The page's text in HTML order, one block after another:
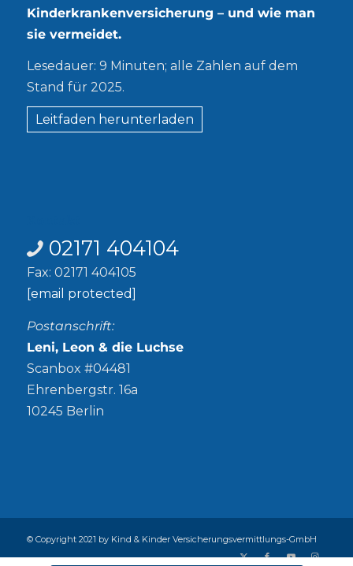
Kinderkrankenversicherung – und wie man
sie vermeidet.
Lesedauer: 9 Minuten; alle Zahlen auf dem
Stand für 2025.
Leitfaden herunterladen
02171 404104
Fax: 02171 404105
[email protected]
Postanschrift:
Leni, Leon & die Luchse
Scanbox #04481
Ehrenbergstr. 16a
10245 Berlin
© Copyright 2021 by Kind & Kinder Versicherungsvermittlungs-GmbH